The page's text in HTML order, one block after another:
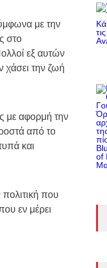
με την
στο
εξ αυτών
χάσει την ζωή
με αφορμή την
από το
και
που
εν μέρει